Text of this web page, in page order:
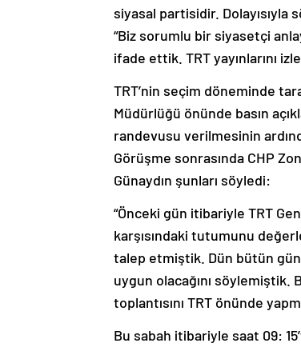
siyasal partisidir. Dolayısıyla
“Biz sorumlu bir siyasetçi
ifade ettik. TRT yayınlarını
TRT’nin seçim döneminde
Müdürlüğü önünde basın
randevusu verilmesinin
Görüşme sonrasında CHP
Günaydın şunları söyledi:
“Önceki gün itibariyle TRT
karşısındaki tutumunu
talep etmiştik. Dün bütün
uygun olacağını söylemiştik.
toplantısını TRT önünde
Bu sabah itibariyle saat 09: